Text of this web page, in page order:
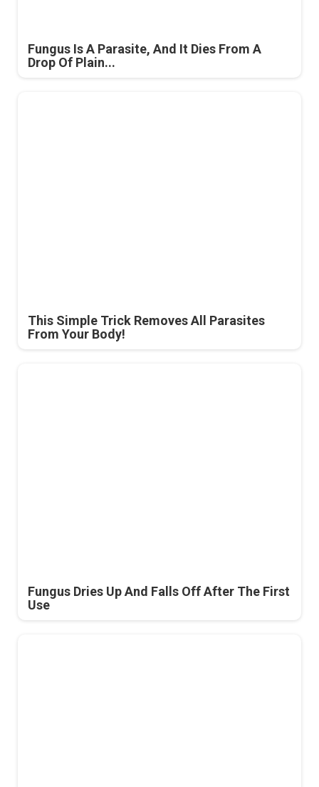
Fungus Is A Parasite, And It Dies From A
Drop Of Plain...
This Simple Trick Removes All Parasites
From Your Body!
Fungus Dries Up And Falls Off After The First
Use